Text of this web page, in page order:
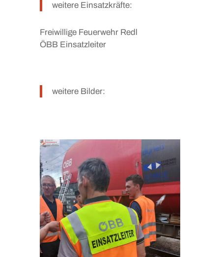
weitere Einsatzkräfte:
Freiwillige Feuerwehr Redl
ÖBB Einsatzleiter
weitere Bilder: